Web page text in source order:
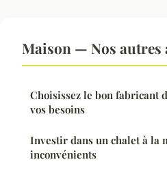
Maison — Nos autres
Choisissez le bon fabricant
vos besoins
Investir dans un chalet à la
inconvénients